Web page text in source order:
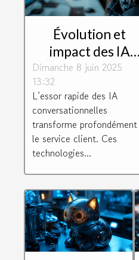
Évolution et
impact des IA
conversationnelles
dans le service
client
Dimanche 8 juin 2025
13:32
L’essor rapide des IA
conversationnelles
transforme profondément
le service client. Ces
technologies...